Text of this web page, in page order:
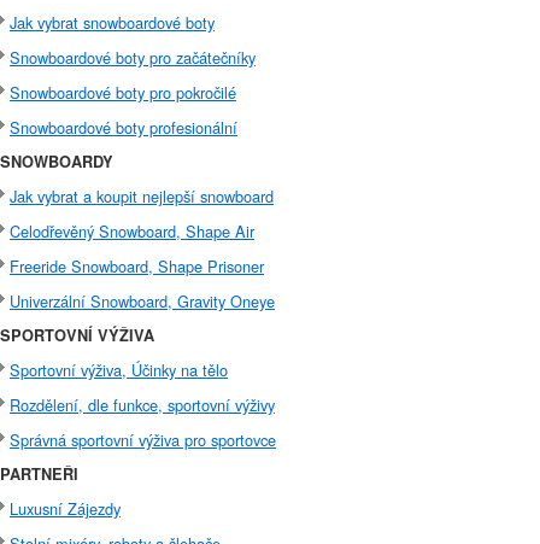
Jak vybrat snowboardové boty
Snowboardové boty pro začátečníky
Snowboardové boty pro pokročilé
Snowboardové boty profesionální
SNOWBOARDY
Jak vybrat a koupit nejlepší snowboard
Celodřevěný Snowboard, Shape Air
Freeride Snowboard, Shape Prisoner
Univerzální Snowboard, Gravity Oneye
SPORTOVNÍ VÝŽIVA
Sportovní výživa, Účinky na tělo
Rozdělení, dle funkce, sportovní výživy
Správná sportovní výživa pro sportovce
PARTNEŘI
Luxusní Zájezdy